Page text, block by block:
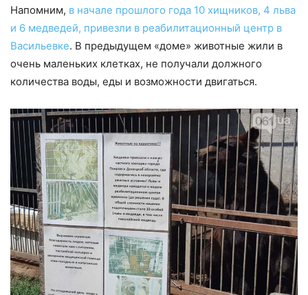
Напомним, в начале прошлого года 10 хищников, 4 льва
и 6 медведей, привезли в реабилитационный центр в
Васильевке. В предыдущем «доме» животные жили в
очень маленьких клетках, не получали должного
количества воды, еды и возможности двигаться.